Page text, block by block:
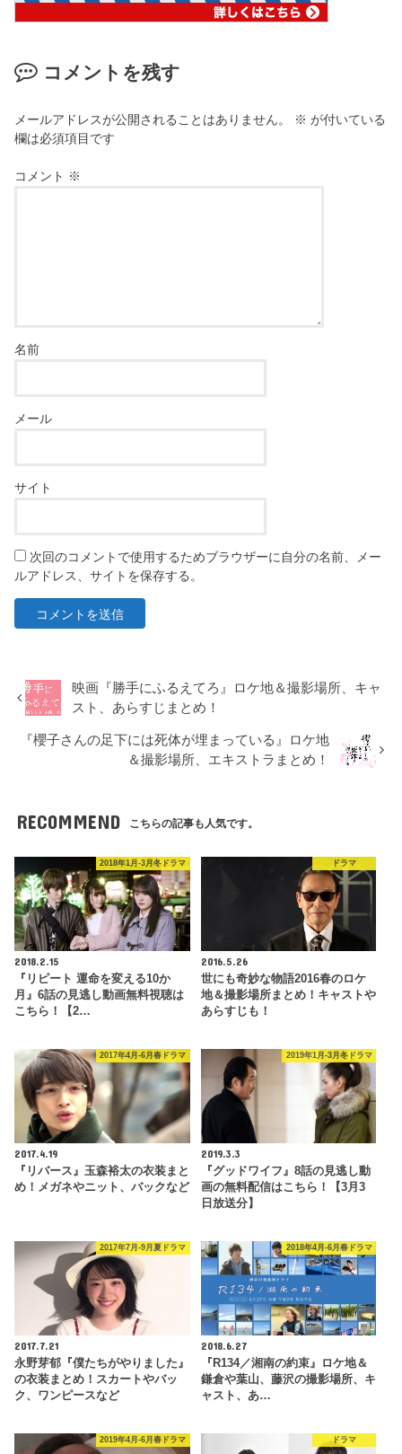
コメントを残す
メールアドレスが公開されることはありません。 ※ が付いている
欄は必須項目です
コメント ※
名前
メール
サイト
次回のコメントで使用するためブラウザーに自分の名前、メー
ルアドレス、サイトを保存する。
映画『勝手にふるえてろ』ロケ地＆撮影場所、キャ
スト、あらすじまとめ！
『櫻子さんの足下には死体が埋まっている』ロケ地
＆撮影場所、エキストラまとめ！
RECOMMEND こちらの記事も人気です。
2018年1月-3月冬ドラマ
2018.2.15
『リピート 運命を変える10か
月』6話の見逃し動画無料視聴は
こちら！【2…
ドラマ
2016.5.26
世にも奇妙な物語2016春のロケ
地＆撮影場所まとめ！キャストや
あらすじも！
2017年4月-6月春ドラマ
2017.4.19
『リバース』玉森裕太の衣装まと
め！メガネやニット、バックなど
2019年1月-3月冬ドラマ
2019.3.3
『グッドワイフ』8話の見逃し動
画の無料配信はこちら！【3月3
日放送分】
2017年7月-9月夏ドラマ
2017.7.21
永野芽郁『僕たちがやりました』
の衣装まとめ！スカートやバッ
ク、ワンピースなど
2018年4月-6月春ドラマ
2018.6.27
『R134／湘南の約束』ロケ地＆
鎌倉や葉山、藤沢の撮影場所、キ
ャスト、あ…
2019年4月-6月春ドラマ ドラマ